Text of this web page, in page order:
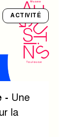
ACTIVITÉ
- Une
la